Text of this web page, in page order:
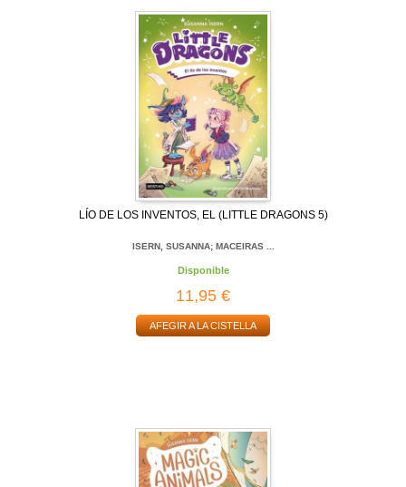
LÍO DE LOS INVENTOS, EL (LITTLE DRAGONS 5)
ISERN, SUSANNA; MACEIRAS ...
Disponible
11,95 €
AFEGIR A LA CISTELLA